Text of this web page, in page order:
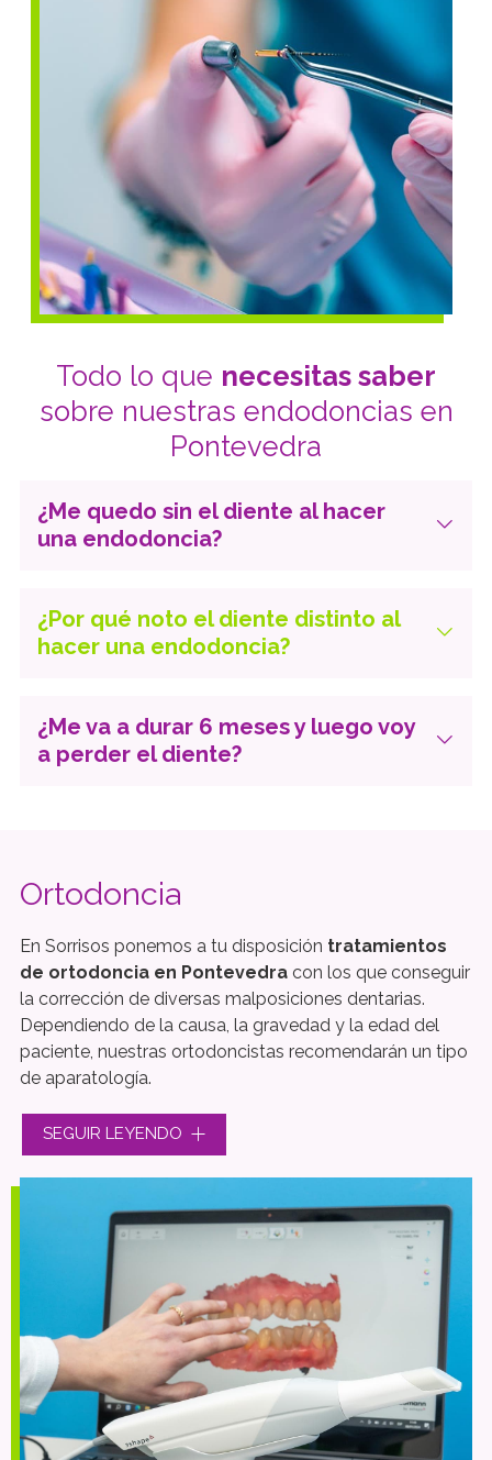
Todo lo que necesitas saber
sobre nuestras endodoncias en
Pontevedra
¿Me quedo sin el diente al hacer
una endodoncia?
¿Por qué noto el diente distinto al
hacer una endodoncia?
¿Me va a durar 6 meses y luego voy
a perder el diente?
Ortodoncia
En Sorrisos ponemos a tu disposición tratamientos
de ortodoncia en Pontevedra con los que conseguir
la corrección de diversas malposiciones dentarias.
Dependiendo de la causa, la gravedad y la edad del
paciente, nuestras ortodoncistas recomendarán un tipo
de aparatología.
En edades tempranas, cuando la causa es una mala
placas removibles,estimular o ralentizar su
crecimiento. En etapas más avanzadas lo que
debemos utilizar es unaaparatología fijaque actúa
moviendo los dientes para su correcta colocación.
En nuestra clínica dental empleamos un sistema de
brackets autoligables, que disminuyen los efectos
adversos de la aparatología convencional. Aunque no
siempre con esto es suficiente si hay una gran
discrepancia entre los maxilares. ¡Pide citapara un
estudio previo con fotos, radiografías y modelos de las
SEGUIR LEYENDO